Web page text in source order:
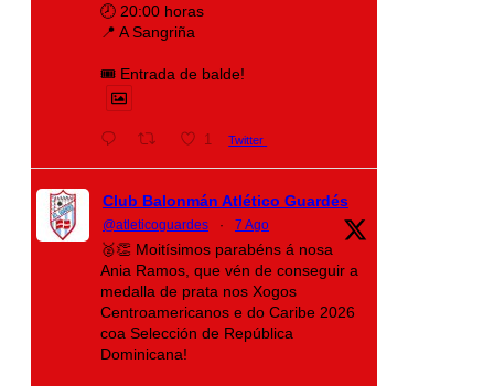
🕗 20:00 horas
📍 A Sangriña
🎟️ Entrada de balde!
1 Twitter
Club Balonmán Atlético Guardés
@atleticoguardes · 7 Ago
🥈👏 Moitísimos parabéns á nosa
Ania Ramos, que vén de conseguir a
medalla de prata nos Xogos
Centroamericanos e do Caribe 2026
coa Selección de República
Dominicana!